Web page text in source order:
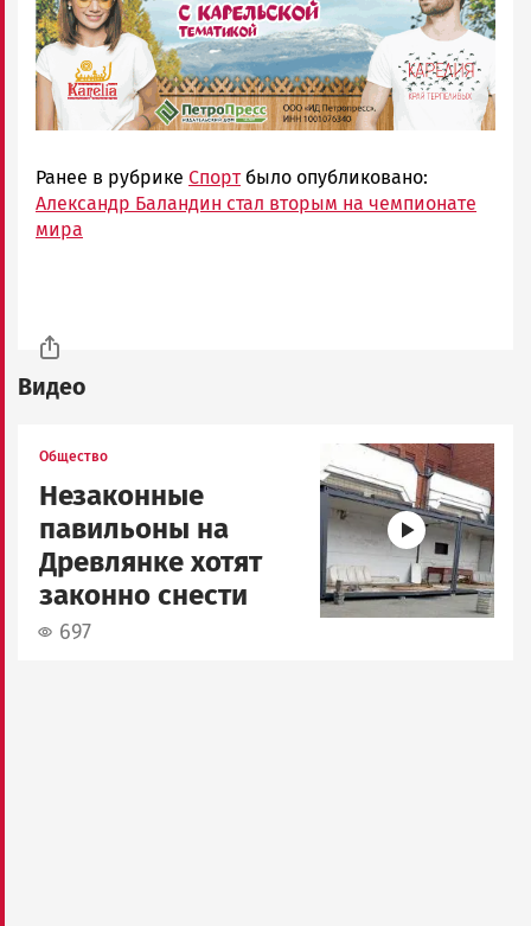
Ранее в рубрике Спортбыло опубликовано:
Александр Баландин стал вторым на чемпионате
мира
Видео
Общество
Незаконные
павильоны на
Древлянке хотят
законно снести
697
Image